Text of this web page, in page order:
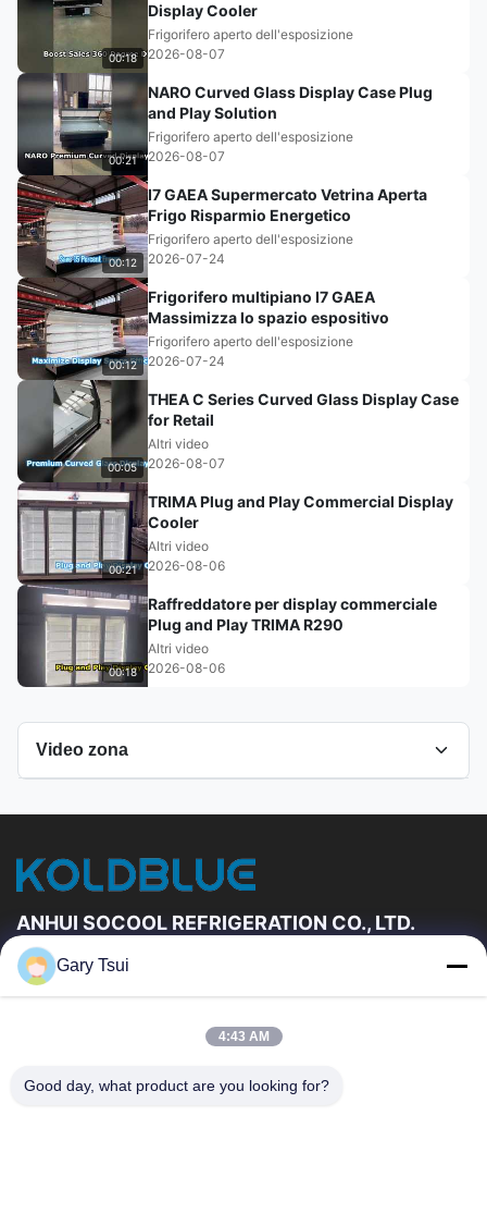
00:18
Display Cooler
Frigorifero aperto dell'esposizione
2026-08-07
00:21
NARO Curved Glass Display Case Plug
and Play Solution
Frigorifero aperto dell'esposizione
2026-08-07
00:12
I7 GAEA Supermercato Vetrina Aperta
Frigo Risparmio Energetico
Frigorifero aperto dell'esposizione
2026-07-24
00:12
Frigorifero multipiano I7 GAEA
Massimizza lo spazio espositivo
Frigorifero aperto dell'esposizione
2026-07-24
00:05
THEA C Series Curved Glass Display Case
for Retail
Altri video
2026-08-07
00:21
TRIMA Plug and Play Commercial Display
Cooler
Altri video
2026-08-06
00:18
Raffreddatore per display commerciale
Plug and Play TRIMA R290
Altri video
2026-08-06
Video zona
ANHUI SOCOOL REFRIGERATION CO., LTD.
Link Veloci
Circa Noi
Giro Della Fabbrica
Controllo Di Qualità
Gary Tsui
4:43 AM
Good day, what product are you looking for?